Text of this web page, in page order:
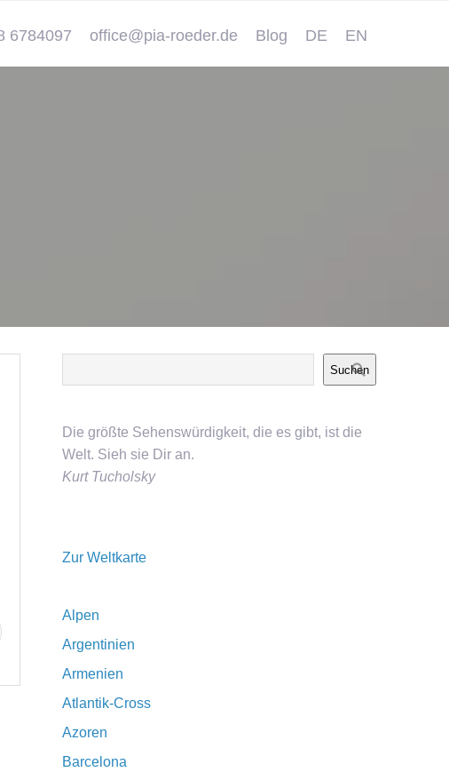
6784097 office@pia-roeder.de Blog DE EN
Suchen
Die größte Sehenswürdigkeit, die es gibt, ist die
Welt. Sieh sie Dir an.
Kurt Tucholsky
Zur Weltkarte
Alpen
Argentinien
Armenien
Atlantik-Cross
Azoren
Barcelona